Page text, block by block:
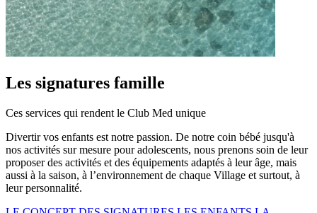
Les signatures famille
Ces services qui rendent le Club Med unique
Divertir vos enfants est notre passion. De notre coin bébé jusqu'à
nos activités sur mesure pour adolescents, nous prenons soin de leur
proposer des activités et des équipements adaptés à leur âge, mais
aussi à la saison, à l’environnement de chaque Village et surtout, à
leur personnalité.